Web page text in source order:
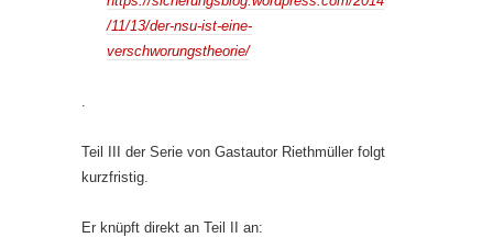
/11/13/der-nsu-ist-eine-
verschworungstheorie/
.
Teil III der Serie von Gastautor Riethmüller folgt
kurzfristig.
Er knüpft direkt an Teil II an: